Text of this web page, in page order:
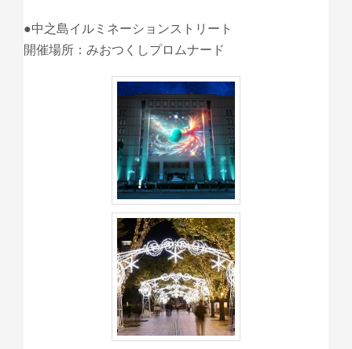
●中之島イルミネーションストリート
開催場所：みおつくしプロムナード